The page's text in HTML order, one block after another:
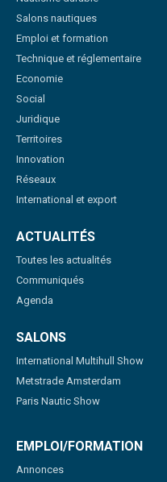
Salons nautiques
Emploi et formation
Technique et réglementaire
Economie
Social
Juridique
Territoires
Innovation
Réseaux
International et export
ACTUALITÉS
Toutes les actualités
Communiqués
Agenda
SALONS
International Multihull Show
Metstrade Amsterdam
Paris Nautic Show
EMPLOI/FORMATION
Annonces